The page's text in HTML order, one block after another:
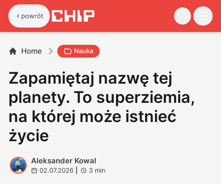
powrót
Home Nauka
Zapamiętaj nazwę tej
planety. To superziemia,
na której może istnieć
życie
A
Aleksander Kowal
02.07.2026 3 min